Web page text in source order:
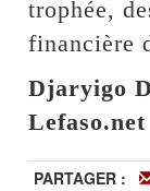
trophée,
financière
Djaryigo
Lefaso.net
PARTAGER :